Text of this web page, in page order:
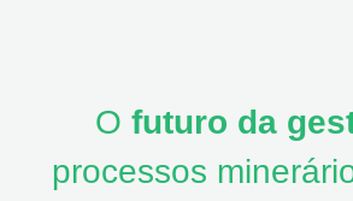
O futuro da
processos